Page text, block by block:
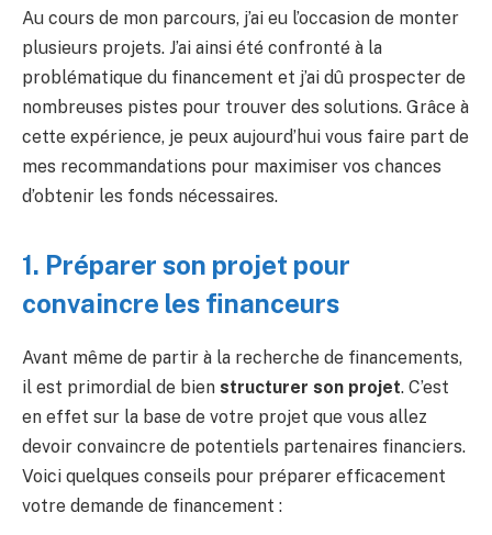
Au cours de mon parcours, j’ai eu l’occasion de monter
plusieurs projets. J’ai ainsi été confronté à la
problématique du financement et j’ai dû prospecter de
nombreuses pistes pour trouver des solutions. Grâce à
cette expérience, je peux aujourd’hui vous faire part de
mes recommandations pour maximiser vos chances
d’obtenir les fonds nécessaires.
1. Préparer son projet pour
convaincre les financeurs
Avant même de partir à la recherche de financements,
il est primordial de bien structurer son projet. C’est
en effet sur la base de votre projet que vous allez
devoir convaincre de potentiels partenaires financiers.
Voici quelques conseils pour préparer efficacement
votre demande de financement :